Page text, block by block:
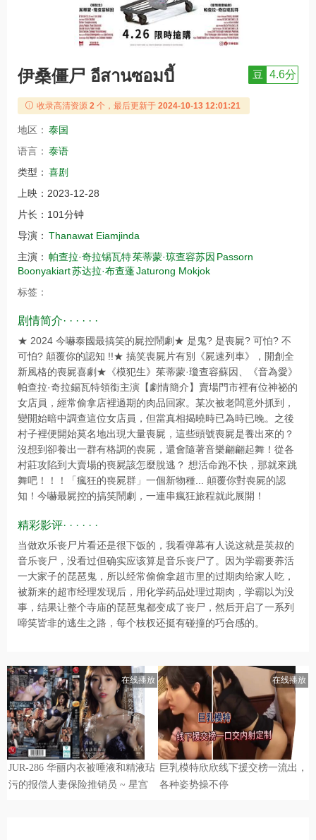
伊桑僵尸 อีสานซอมบี้ 豆 4.6分
收录高清资源 2 个，最后更新于 2024-10-13 12:01:21
地区： 泰国
语言： 泰语
类型： 喜剧
上映： 2023-12-28
片长： 101分钟
导演： Thanawat Eiamjinda
主演： 帕查拉·奇拉锡瓦特茱蒂蒙·琼查容苏因 Passorn
Boonyakiart苏达拉·布查蓬Jaturong Mokjok
标签：
剧情简介· · · · · ·
★ 2024 今嚇泰國最搞笑的屍控鬧劇★ 是鬼? 是喪屍? 可怕? 不
可怕? 顛覆你的認知 !!★ 搞笑喪屍片有別《屍速列車》，開創全
新風格的喪屍喜劇★《模犯生》茱蒂蒙·瓊查容蘇因、《音為愛》
帕查拉·奇拉錫瓦特領銜主演【劇情簡介】賣場門市裡有位神祕的
女店員，經常偷拿店裡過期的肉品回家。某次被老闆意外抓到，
變開始暗中調查這位女店員，但當真相揭曉時已為時已晚。之後
村子裡便開始莫名地出現大量喪屍，這些頭號喪屍是養出來的？
沒想到卻養出一群有格調的喪屍，還會隨著音樂翩翩起舞！從各
村莊攻陷到大賣場的喪屍該怎麼脫逃？ 想活命跑不快，那就來跳
舞吧！！！「瘋狂的喪屍群」一個新物種... 顛覆你對喪屍的認
知！今嚇最屍控的搞笑鬧劇，一連串瘋狂旅程就此展開！
精彩影评· · · · · ·
当做欢乐丧尸片看还是很下饭的，我看弹幕有人说这就是英叔的
音乐丧尸，没看过但确实应该算是音乐丧尸了。因为学霸要养活
一大家子的琵琶鬼，所以经常偷偷拿超市里的过期肉给家人吃，
被新来的超市经理发现后，用化学药品处理过期肉，学霸以为没
事，结果让整个寺庙的琵琶鬼都变成了丧尸，然后开启了一系列
啼笑皆非的逃生之路，每个枝杈还挺有碰撞的巧合感的。